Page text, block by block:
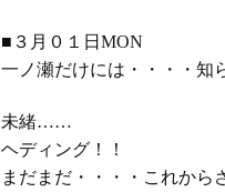
■３月０１日MON
一ノ瀬だけには・・・・知
未緒……
ヘディング！！
まだまだ・・・・これから